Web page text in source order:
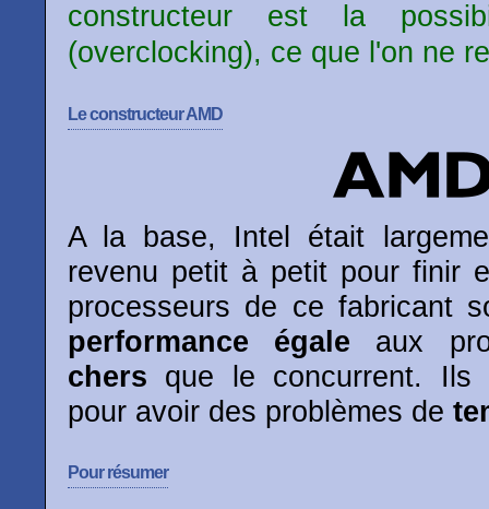
constructeur est la
(overclocking), ce que l'on ne
Le constructeur AMD
A la base, Intel était
revenu petit à petit pour finir
processeurs de ce fabricant
performance égale aux
chers que le concurrent. Ils
pour avoir des problèmes de
Pour résumer